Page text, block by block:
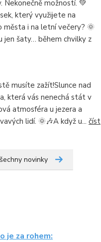
Nekonečně možností. 💚
který využijete na
města i na letní večery? 🌞
jen šaty… během chvilky z
musíte zažít!Slunce nad
která vás nenechá stát v
atmosféra u jezera a
lidí. 🌞🎶A když u... číst
novinky
je za rohem: